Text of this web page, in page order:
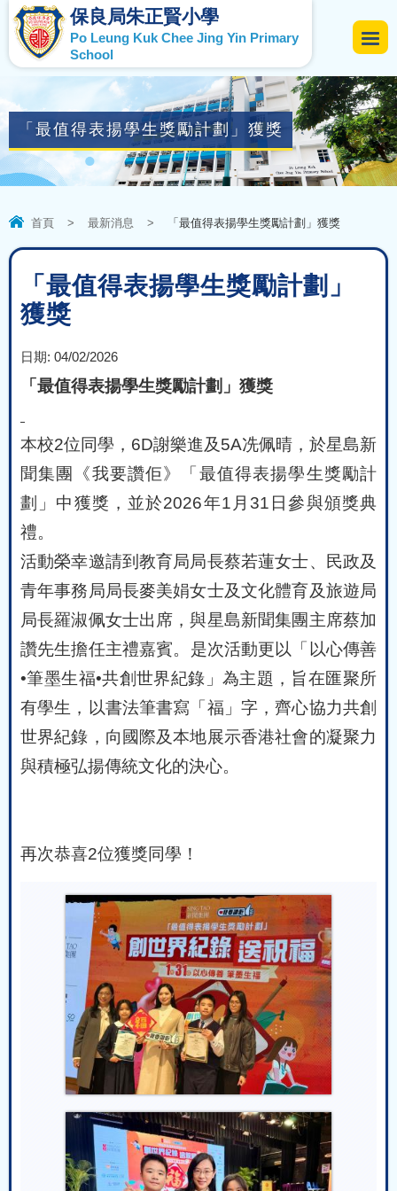
保良局朱正賢小學
Po Leung Kuk Chee Jing Yin Primary
School
「最值得表揚學生獎勵計劃」獲獎
首頁 > 最新消息 > 「最值得表揚學生獎勵計劃」獲獎
「最值得表揚學生獎勵計劃」
獲獎
日期: 04/02/2026
「最值得表揚學生獎勵計劃」獲獎
本校2位同學， 6D謝樂進及5A冼佩晴，於星島新
聞集團《我要讚佢》「最值得表揚學生獎勵計
劃」中獲獎，並於2026年1 月31 日參與頒獎典
禮。
活動榮幸邀請到教育局局長蔡若蓮女士、民政及
青年事務局局長麥美娟女士及文化體育及旅遊局
局長羅淑佩女士出席，與星島新聞集團主席蔡加
讚先生擔任主禮嘉賓。 是次活動更以「以心傳善
•筆墨生福•共創世界紀錄」為主題，旨在匯聚所
有學生，以書法筆書寫「福」字，齊心協力共創
世界紀錄，向國際及本地展示香港社會的凝聚力
與積極弘揚傳統文化的決心。
再次恭喜2位獲獎同學！